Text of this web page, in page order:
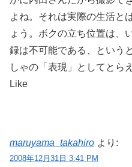
よね。それは実際の生活と
ょう。ボクの立ち位置は、
録は不可能である、という
しゃの「表現」としてとら
Like
maruyama_takahiro より:
2008年12月31日 3:41 PM